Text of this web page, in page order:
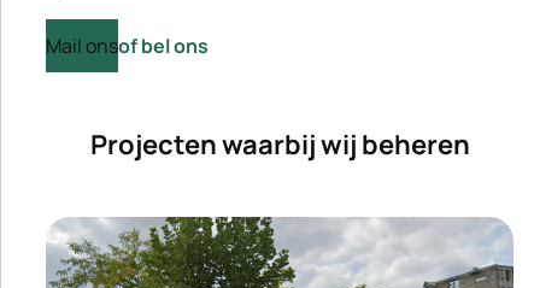
Mail onsof bel ons
Projecten waarbij wij beheren